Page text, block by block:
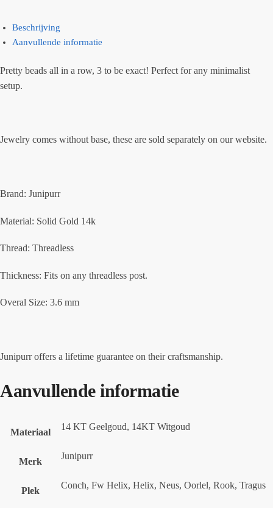
Beschrijving
Aanvullende informatie
Pretty beads all in a row, 3 to be exact! Perfect for any minimalist
setup.
Jewelry comes without base, these are sold separately on our website.
Brand: Junipurr
Material: Solid Gold 14k
Thread: Threadless
Thickness: Fits on any threadless post.
Overal Size: 3.6 mm
Junipurr offers a lifetime guarantee on their craftsmanship.
Aanvullende informatie
Materiaal
14 KT Geelgoud, 14KT Witgoud
Merk
Junipurr
Plek
Conch, Fw Helix, Helix, Neus, Oorlel, Rook, Tragus